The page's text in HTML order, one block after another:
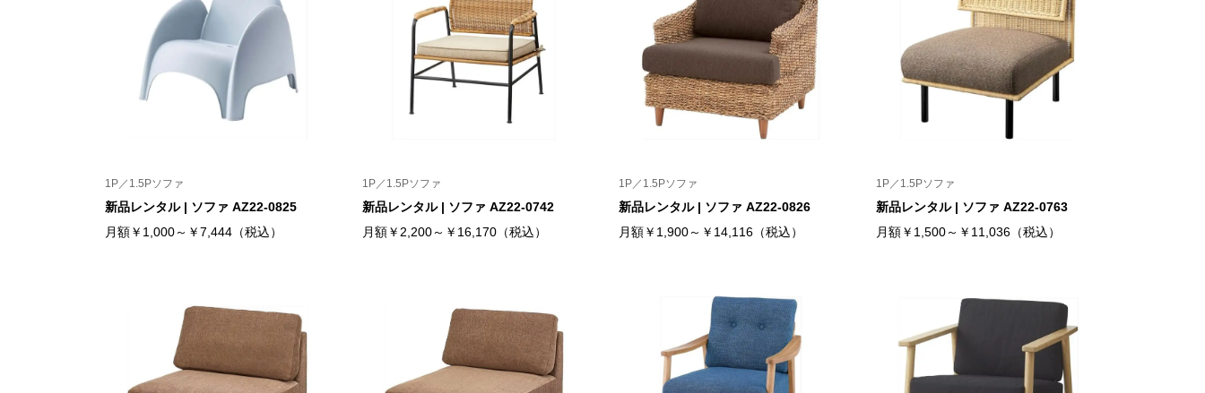
1P／1.5Pソファ
新品レンタル | ソファ AZ22-0825
月額￥1,000～￥7,444（税込）
1P／1.5Pソファ
新品レンタル | ソファ AZ22-0742
月額￥2,200～￥16,170（税込）
1P／1.5Pソファ
新品レンタル | ソファ AZ22-0826
月額￥1,900～￥14,116（税込）
1P／1.5Pソファ
新品レンタル | ソファ AZ22-0763
月額￥1,500～￥11,036（税込）